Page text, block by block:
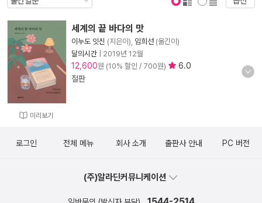
미리보기
세계의 끝 바다의 맛
이누도 잇신 (지은이), 임희선 (옮긴이)
달의시간
2019년 12월
12,600원 (10% 할인 / 700원)
6.0
절판
로그인 전체 메뉴 회사 소개 출판사 안내 PC 버전
(주)알라딘커뮤니케이션